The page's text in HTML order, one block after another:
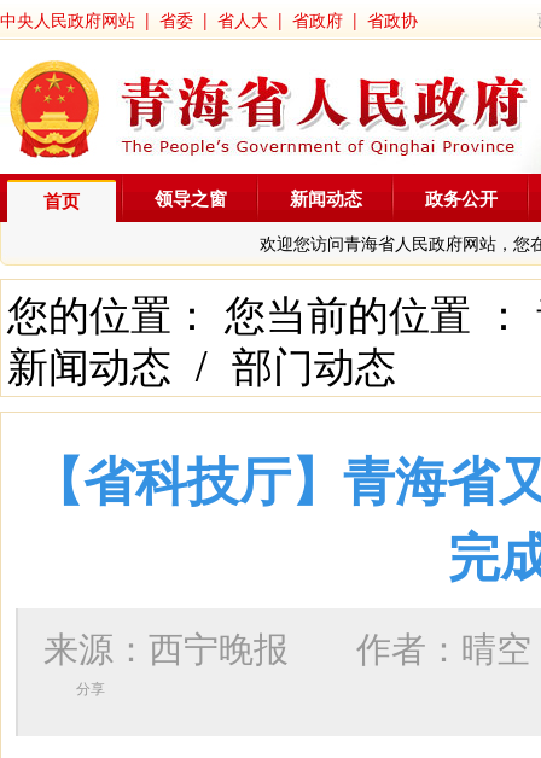
中央人民政府网站 | 省委 | 省人大 | 省政府 | 省政协
首页
欢迎您访问青海省人民政府网站，您
领导之窗 新闻动态 政务公开
您的位置： 您当前的位置 ：
新闻动态 / 部门动态
【省科技厅】青海
完
来源：西宁晚报 作者： 晴空
分享